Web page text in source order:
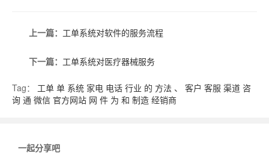
上一篇： 工单系统对软件的服务流程
下一篇： 工单系统对医疗器械服务
Tag： 工单 单 系统 家电 电话 行业 的 方法 、 客户 客服 渠道 咨
询 通 微信 官方网站 网 件 为 和 制造 经销商
一起分享吧